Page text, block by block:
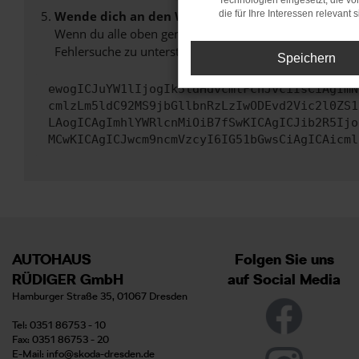
Wende dich an den Webseitenbetreiber.
Wenn du alle oben genannten Schritte versucht hast,
Fehlersuche zu unterstützen:
AUTOHAUS
RÜDIGER GmbH
Hamburger Straße 35, 01067 Dresden
Tel: 0351 86753 - 10
Fax: 0351 86753 - 20
E-Mail: info@skoda-dresden.de
Folgen Sie uns
auf Social Media
die für Ihre Interessen relevant
Speichern